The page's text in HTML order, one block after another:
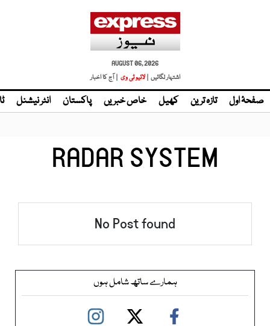
AUGUST 06, 2026
اشتہار لگائیں |
| آج کا اخبار
صفحۂ اول تازہ ترین کھیل خاص خبریں پاکستان انٹر نیشنل
RADAR SYSTEM
No Post found
ہمارے ساتھ شامل ہوں